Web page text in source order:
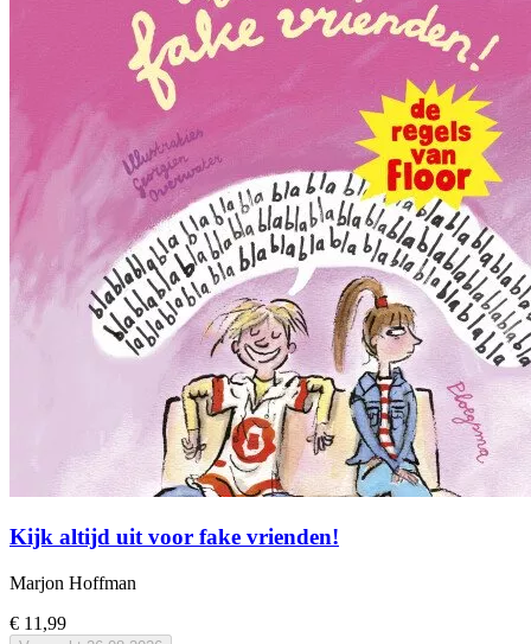
Kijk altijd uit voor fake vrienden!
Marjon Hoffman
€ 11,99